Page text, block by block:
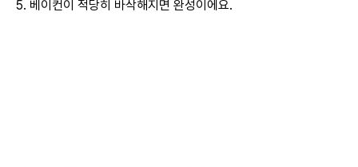
5. 베이컨이 적당히 바삭해지면 완성이에요.